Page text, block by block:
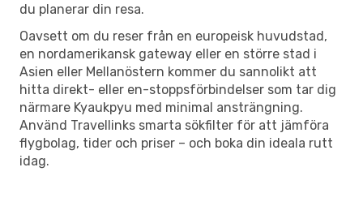
du planerar din resa.
Oavsett om du reser från en europeisk huvudstad,
en nordamerikansk gateway eller en större stad i
Asien eller Mellanöstern kommer du sannolikt att
hitta direkt- eller en-stoppsförbindelser som tar dig
närmare Kyaukpyu med minimal ansträngning.
Använd Travellinks smarta sökfilter för att jämföra
flygbolag, tider och priser – och boka din ideala rutt
idag.